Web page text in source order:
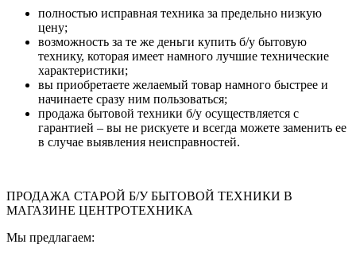
полностью исправная техника за предельно низкую
цену;
возможность за те же деньги купить б/у бытовую
технику, которая имеет намного лучшие технические
характеристики;
вы приобретаете желаемый товар намного быстрее и
начинаете сразу ним пользоваться;
продажа бытовой техники б/у осуществляется с
гарантией – вы не рискуете и всегда можете заменить ее
в случае выявления неисправностей.
ПРОДАЖА СТАРОЙ Б/У БЫТОВОЙ ТЕХНИКИ В
МАГАЗИНЕ ЦЕНТРОТЕХНИКА
Мы предлагаем: